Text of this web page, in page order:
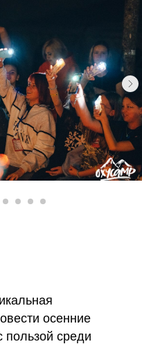
осенние
пользой среди